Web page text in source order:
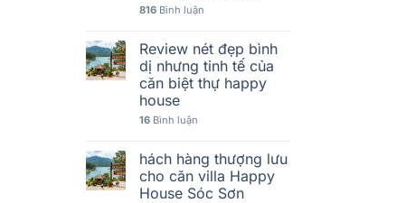
816Bình luận
Review nét đẹp bình
dị nhưng tinh tế của
căn biệt thự happy
house
16Bình luận
hách hàng thượng lưu
cho căn villa Happy
House Sóc Sơn